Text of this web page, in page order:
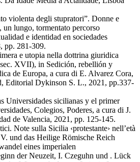
violenta degli stupratori”. Donne e
un lungo, tormentato percorso
e identidad en sociedades
pp. 281-309.
e utopia nella dottrina giuridica
XVII), in Sedición, rebellión y
de Europa, a cura di E. Alvarez Cora,
Editorial Dykinson S. L., 2021, pp.337-
Universidades sicilianas y el primer
Colegios, Poderes, a cura di J.
de Valencia, 2021, pp. 125-145.
Note sulla Sicilia ‹protestante› nell’età
und das Heilige Römische Reich
eines imperialen
der Neuzeit, I. Czeguhn und . Lück